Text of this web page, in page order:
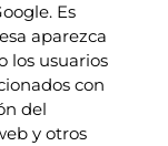
Es
aparezca
los usuarios
con
del
y otros